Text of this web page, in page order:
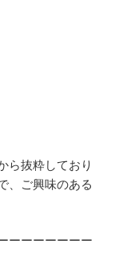
ら抜粋しており
、ご興味のある
ーーーーーーー